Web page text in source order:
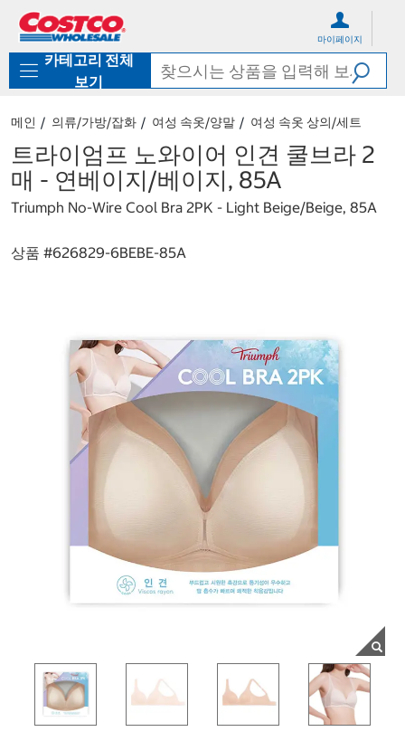
로
기
가
마이페이지
카테고리 전체
보기
메인 의류/가방/잡화 여성 속옷/양말 여성 속옷 상의/세트
트라이엄프 노와이어 인견 쿨브라 2
매 - 연베이지/베이지, 85A
Triumph No-Wire Cool Bra 2PK - Light Beige/Beige, 85A
상품 #626829-6BEBE-85A